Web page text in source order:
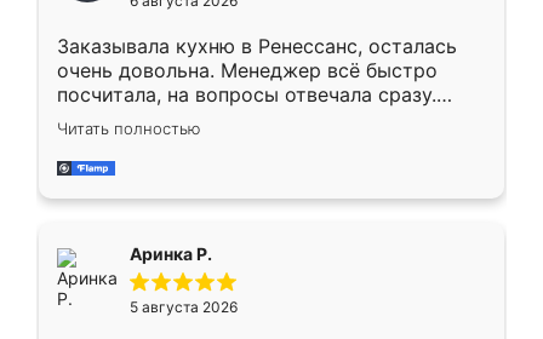
мебели буду заказывать только здесь.
Заказывала кухню в Ренессанс, осталась
очень довольна. Менеджер всё быстро
посчитала, на вопросы отвечала сразу.
Замерщик приехал в субботу, подошёл к
делу со всей ответственностью. Собрали
за день, ребята работали аккуратно, даже
Читать полностью
Аринка Р.
5 августа 2026